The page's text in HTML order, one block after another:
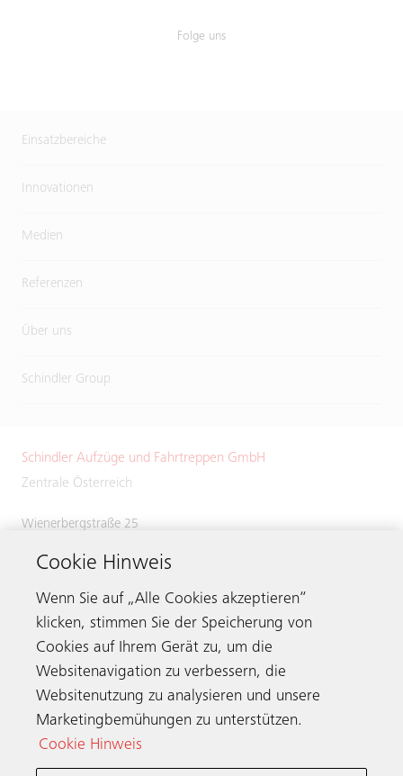
Folge uns
Einsatzbereiche
Innovationen
Medien
Referenzen
Über uns
Schindler Group
Schindler Aufzüge und Fahrtreppen GmbH
Zentrale Österreich
Wienerbergstraße 25
Österreich
Tel.:+43 (0)5 / 724463
Kontakt
Schindler weltweit
Cookie Hinweis
Wenn Sie auf „Alle Cookies akzeptieren“
klicken, stimmen Sie der Speicherung von
Cookies auf Ihrem Gerät zu, um die
Websitenavigation zu verbessern, die
Websitenutzung zu analysieren und unsere
Marketingbemühungen zu unterstützen.
Cookie Hinweis